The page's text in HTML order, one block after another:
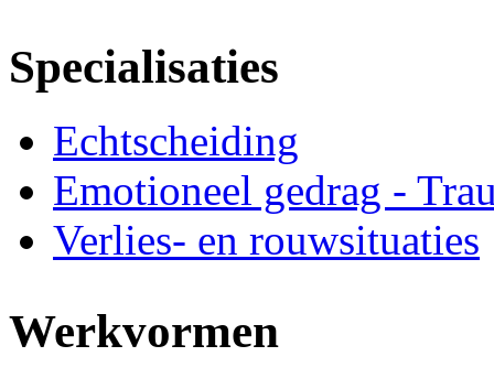
Specialisaties
Echtscheiding
Emotioneel gedrag -
Verlies- en rouwsituaties
Werkvormen